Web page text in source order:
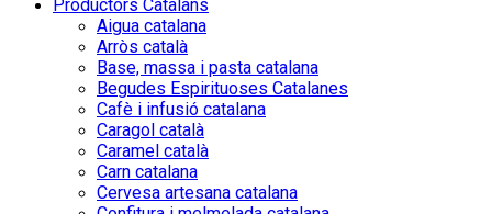
Productors Catalans
Aigua catalana
Arròs català
Base, massa i pasta catalana
Begudes Espirituoses Catalanes
Cafè i infusió catalana
Caragol català
Caramel català
Carn catalana
Cervesa artesana catalana